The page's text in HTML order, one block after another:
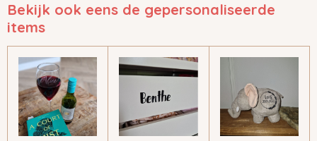
Bekijk ook eens de gepersonaliseerde
items